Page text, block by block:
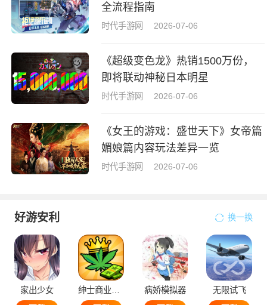
全流程指南
时代手游网 2026-07-06
《超级变色龙》热销1500万份，
即将联动神秘日本明星
时代手游网 2026-07-06
《女王的游戏：盛世天下》女帝篇
媚娘篇内容玩法差异一览
时代手游网 2026-07-06
好游安利 换一换
家出少女
病娇模拟器
无限试飞